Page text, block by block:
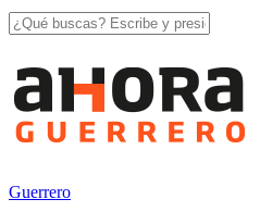
Guerrero